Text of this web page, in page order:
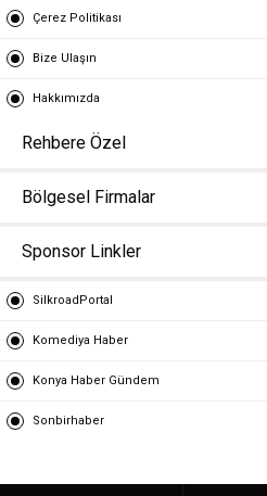
Çerez Politikası
Bize Ulaşın
Hakkımızda
Rehbere Özel
Bölgesel Firmalar
Sponsor Linkler
SilkroadPortal
Komediya Haber
Konya Haber Gündem
Sonbirhaber